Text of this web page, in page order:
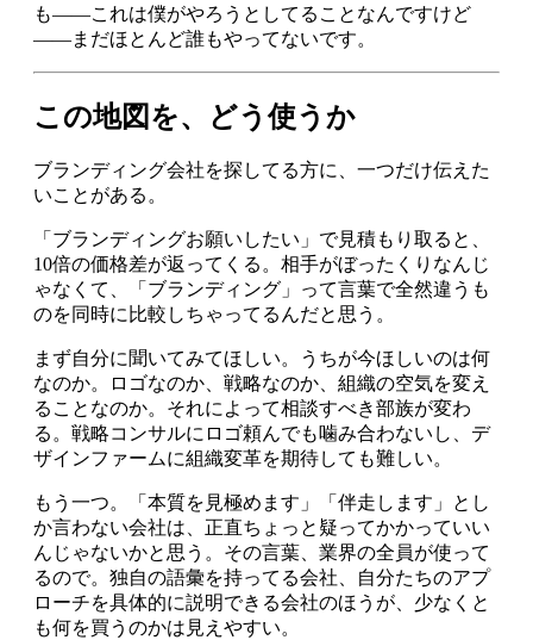
も——これは僕がやろうとしてることなんですけど
——まだほとんど誰もやってないです。
この地図を、どう使うか
ブランディング会社を探してる方に、一つだけ伝えた
いことがある。
「ブランディングお願いしたい」で見積もり取ると、
10倍の価格差が返ってくる。相手がぼったくりなんじ
ゃなくて、「ブランディング」って言葉で全然違うも
のを同時に比較しちゃってるんだと思う。
まず自分に聞いてみてほしい。うちが今ほしいのは何
なのか。ロゴなのか、戦略なのか、組織の空気を変え
ることなのか。それによって相談すべき部族が変わ
る。戦略コンサルにロゴ頼んでも噛み合わないし、デ
ザインファームに組織変革を期待しても難しい。
もう一つ。「本質を見極めます」「伴走します」とし
か言わない会社は、正直ちょっと疑ってかかっていい
んじゃないかと思う。その言葉、業界の全員が使って
るので。独自の語彙を持ってる会社、自分たちのアプ
ローチを具体的に説明できる会社のほうが、少なくと
も何を買うのかは見えやすい。